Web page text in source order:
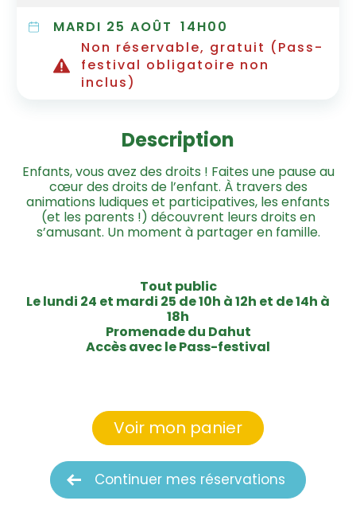
MARDI 25 AOÛT 14H00
Non réservable, gratuit (Pass-
festival obligatoire non
inclus)
Description
Enfants, vous avez des droits ! Faites une pause au
cœur des droits de l’enfant. À travers des
animations ludiques et participatives, les enfants
(et les parents !) découvrent leurs droits en
s’amusant. Un moment à partager en famille.
Tout public
Le lundi 24 et mardi 25 de 10h à 12h et de 14h à
18h
Promenade du Dahut
Accès avec le Pass-festival
Continuer mes réservations
Voir mon panier